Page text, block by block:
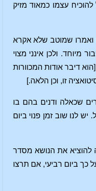
עצמו כמאוד מזיק
ואמרו שמוטב שלא אקרא
ולכן אינני מצוי
דיבר אודות המכוורות
שכאלה ודנים בהם בו
לנו שוב זמן פנוי ביום
להוציא את הנושא מסדר
כך ביום רביעי, אם תרצו